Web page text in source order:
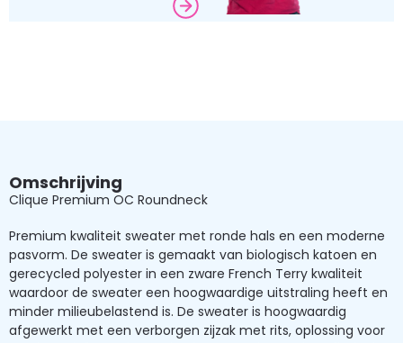
Omschrijving
Clique Premium OC Roundneck
Premium kwaliteit sweater met ronde hals en een moderne
pasvorm. De sweater is gemaakt van biologisch katoen en
gerecycled polyester in een zware French Terry kwaliteit
waardoor de sweater een hoogwaardige uitstraling heeft en
minder milieubelastend is. De sweater is hoogwaardig
afgewerkt met een verborgen zijzak met rits, oplossing voor